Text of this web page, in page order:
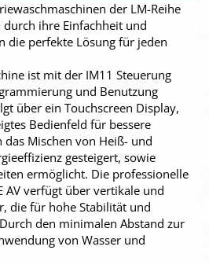
der LM-Reihe
durch ihre Einfachheit und
die perfekte Lösung für jeden
ist mit der IM11 Steuerung
und Benutzung
über ein Touchscreen Display,
Bedienfeld für bessere
Mischen von Heiß- und
gesteigert, sowie
ermöglicht. Die professionelle
AV verfügt über vertikale und
die für hohe Stabilität und
den minimalen Abstand zur
von Wasser und